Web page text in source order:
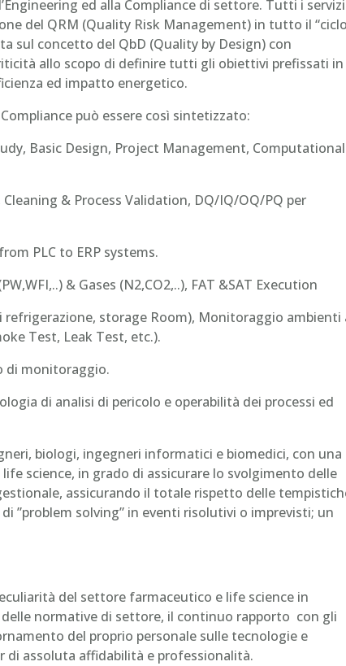
ed alla Compliance di settore. Tutti i servizi
del QRM (Quality Risk Management) in tutto il “ciclo
sul concetto del QbD (Quality by Design) con
allo scopo di definire tutti gli obiettivi prefissati in
ed impatto energetico.
può essere così sintetizzato:
Basic Design, Project Management, Computational
& Process Validation, DQ/IQ/OQ/PQ per
PLC to ERP systems.
& Gases (N2,CO2,..), FAT &SAT Execution
storage Room), Monitoraggio ambienti
Test, Leak Test, etc.).
di monitoraggio.
di analisi di pericolo e operabilità dei processi ed
biologi, ingegneri informatici e biomedici, con una
science, in grado di assicurare lo svolgimento delle
assicurando il totale rispetto delle
”problem solving” in eventi risolutivi o imprevisti; un
del settore farmaceutico e life science in
normative di settore, il continuo rapporto con gli
del proprio personale sulle tecnologie e
di assoluta affidabilità e professionalità.